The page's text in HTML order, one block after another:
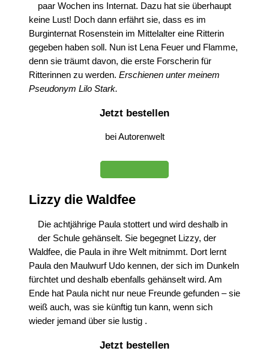
paar Wochen ins Internat. Dazu hat sie überhaupt
keine Lust! Doch dann erfährt sie, dass es im
Burginternat Rosenstein im Mittelalter eine Ritterin
gegeben haben soll. Nun ist Lena Feuer und Flamme,
denn sie träumt davon, die erste Forscherin für
Ritterinnen zu werden. Erschienen unter meinem
Pseudonym Lilo Stark.
Jetzt bestellen
bei Autorenwelt
Lizzy die Waldfee
Die achtjährige Paula stottert und wird deshalb in
der Schule gehänselt. Sie begegnet Lizzy, der
Waldfee, die Paula in ihre Welt mitnimmt. Dort lernt
Paula den Maulwurf Udo kennen, der sich im Dunkeln
fürchtet und deshalb ebenfalls gehänselt wird. Am
Ende hat Paula nicht nur neue Freunde gefunden – sie
weiß auch, was sie künftig tun kann, wenn sich
wieder jemand über sie lustig .
Jetzt bestellen